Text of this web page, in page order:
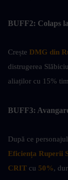
BUFF2: Colaps
Crește DMG din
distrugerea
aliaților cu 15%
BUFF3:
Eficiența Ruperii
CRIT cu 50%,